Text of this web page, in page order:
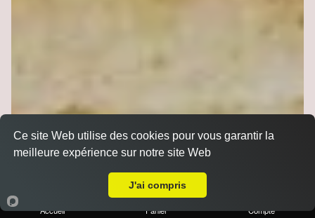
Accueil Panier Compte
Ce site Web utilise des cookies pour vous garantir la
meilleure expérience sur notre site Web
J'ai compris